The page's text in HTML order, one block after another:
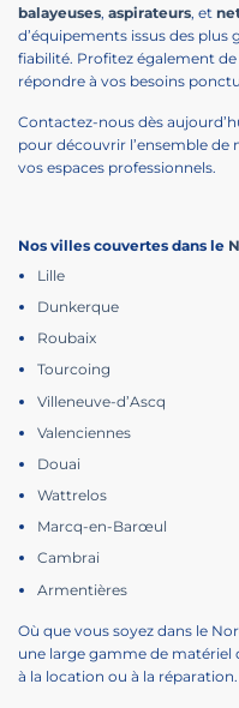
balayeuses, aspirateurs, et
d’équipements issus des
fiabilité. Profitez également
répondre à vos besoins
Contactez-nous dès
pour découvrir l’ensemble de
vos espaces professionnels.
Nos villes couvertes dans le
Lille
Dunkerque
Roubaix
Tourcoing
Villeneuve-d’Ascq
Valenciennes
Douai
Wattrelos
Marcq-en-Barœul
Cambrai
Armentières
Où que vous soyez dans le
une large gamme de matériel
à la location ou à la réparation.